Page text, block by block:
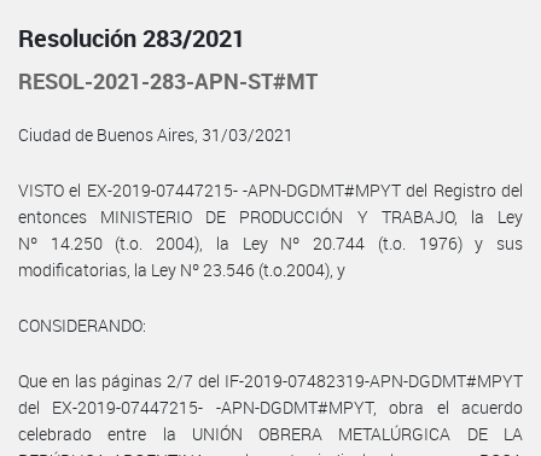
Resolución 283/2021
RESOL-2021-283-APN-ST#MT
Ciudad de Buenos Aires, 31/03/2021
VISTO el EX-2019-07447215- -APN-DGDMT#MPYT del Registro del
entonces MINISTERIO DE PRODUCCIÓN Y TRABAJO, la Ley
Nº 14.250 (t.o. 2004), la Ley Nº 20.744 (t.o. 1976) y sus
modificatorias, la Ley Nº 23.546 (t.o.2004), y
CONSIDERANDO:
Que en las páginas 2/7 del IF-2019-07482319-APN-DGDMT#MPYT
del EX-2019-07447215- -APN-DGDMT#MPYT, obra el acuerdo
celebrado entre la UNIÓN OBRERA METALÚRGICA DE LA